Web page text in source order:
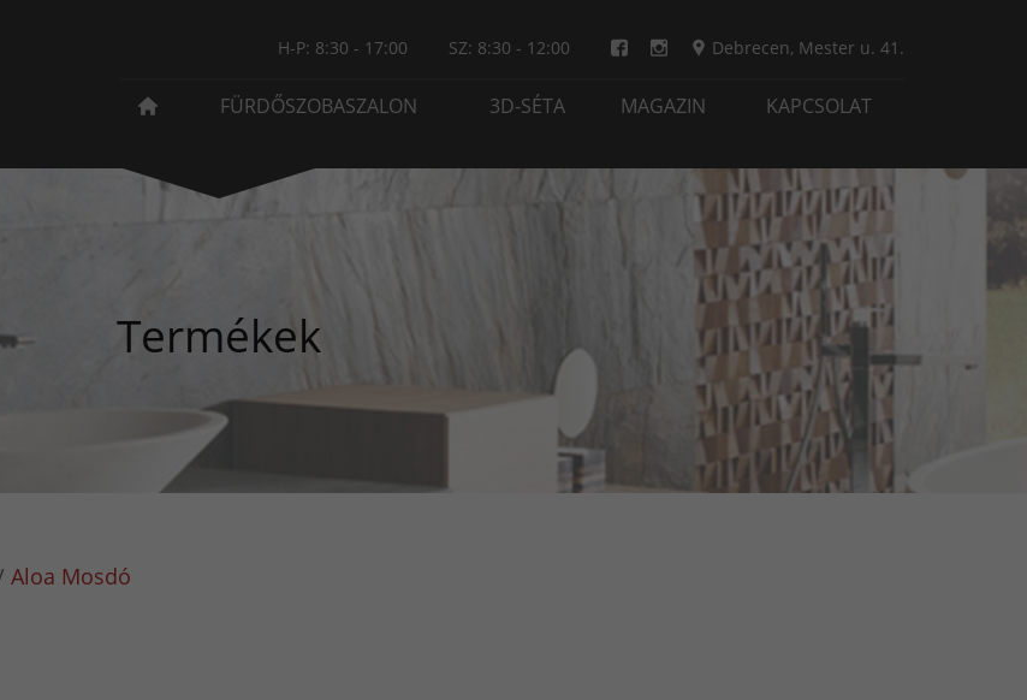
H-P: 8:30 - 17:00 SZ: 8:30 - 12:00 Debrecen, Mester u. 41.
FÜRDŐSZOBASZALON 3D-SÉTA MAGAZIN KAPCSOLAT
Termékek
Aloa Mosdó